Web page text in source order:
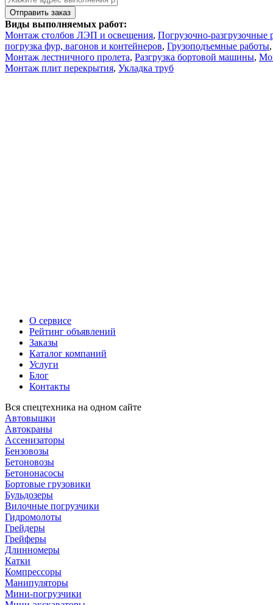
Виды выполняемых работ:
Монтаж столбов ЛЭП и освещения, Погрузочно-разгрузочные
погрузка фур, вагонов и контейнеров, Грузоподъемные работы
Монтаж лестничного пролета, Разгрузка бортовой машины,
Монтаж плит перекрытия, Укладка труб
О сервисе
Рейтинг объявлений
Заказы
Каталог компаний
Услуги
Блог
Контакты
Вся спецтехника на одном сайте
Автовышки
Автокраны
Ассенизаторы
Бензовозы
Бетоновозы
Бетононасосы
Бортовые грузовики
Бульдозеры
Вилочные погрузчики
Гидромолоты
Грейдеры
Грейферы
Длинномеры
Катки
Компрессоры
Манипуляторы
Мини-погрузчики